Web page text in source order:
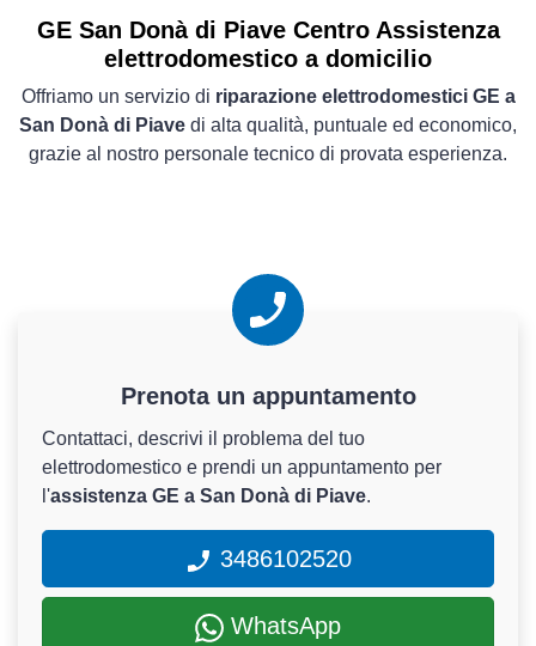
GE San Donà di Piave Centro Assistenza
elettrodomestico a domicilio
Offriamo un servizio di riparazione elettrodomestici GE a
San Donà di Piave di alta qualità, puntuale ed economico,
grazie al nostro personale tecnico di provata esperienza.
Prenota un appuntamento
Contattaci, descrivi il problema del tuo
elettrodomestico e prendi un appuntamento per
l'assistenza GE a San Donà di Piave.
3486102520
WhatsApp